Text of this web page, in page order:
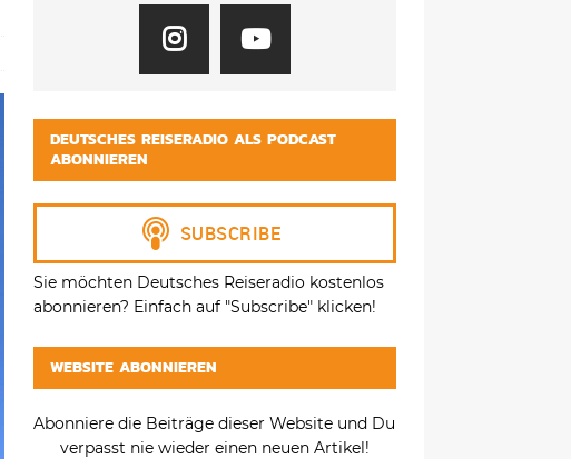
DEUTSCHES REISERADIO ALS PODCAST
ABONNIEREN
Sie möchten Deutsches Reiseradio kostenlos
abonnieren? Einfach auf "Subscribe" klicken!
WEBSITE ABONNIEREN
Abonniere die Beiträge dieser Website und Du
verpasst nie wieder einen neuen Artikel!